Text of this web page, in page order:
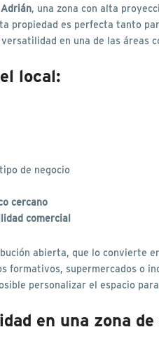
, una zona con alta
propiedad es perfecta tanto
en una de las áreas
local:
de negocio
cercano
comercial
abierta, que lo convierte
formativos, supermercados o
personalizar el espacio
en una zona